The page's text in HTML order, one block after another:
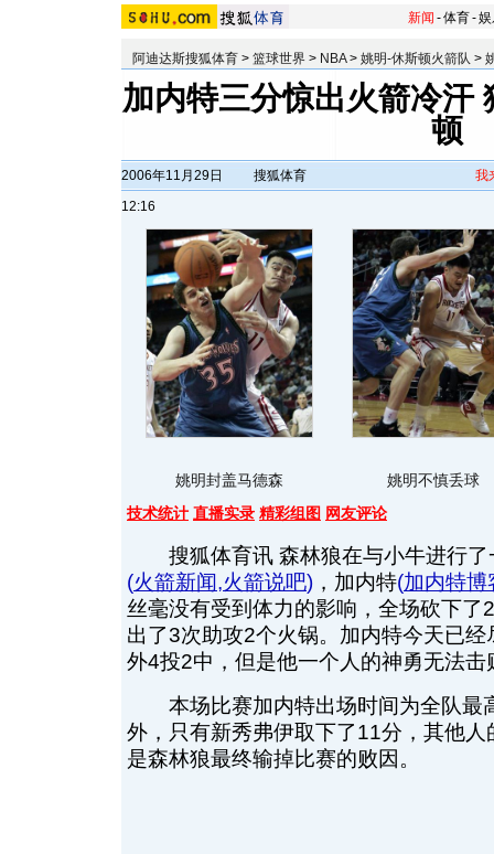
新闻 -体育-
阿迪达斯搜狐体育 > 篮球世界 > NBA> 姚明-休斯顿火箭队 >
加内特三分惊出火箭冷汗
顿
2006年11月29日
12:16
搜狐体育 我
姚明封盖马德森
姚明不慎丢球
技术统计 直播实录 精彩组图 网友评论
搜狐体育讯 森林狼在与小牛进行了
(火箭新闻,火箭说吧) ，加内特(加内特博
丝毫没有受到体力的影响，全场砍下
出了3次助攻2个火锅。加内特今天已
外4投2中，但是他一个人的神勇无法
本场比赛加内特出场时间为全队最
外，只有新秀弗伊取下了11分，其他
是森林狼最终输掉比赛的败因。